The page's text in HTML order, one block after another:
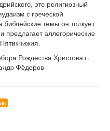
это религиозный
с греческой
темы он толкует
предлагает аллегорические
Рождества Христова г.
Фёдоров